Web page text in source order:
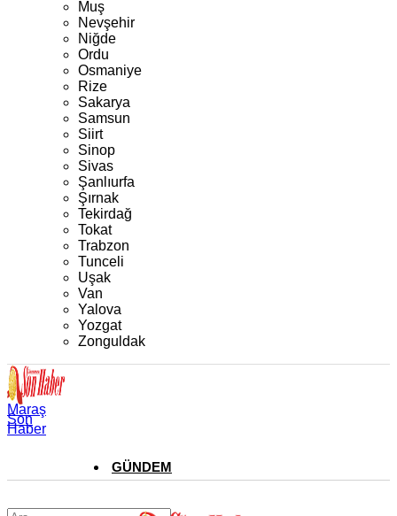
Muş
Nevşehir
Niğde
Ordu
Osmaniye
Rize
Sakarya
Samsun
Siirt
Sinop
Sivas
Şanlıurfa
Şırnak
Tekirdağ
Tokat
Trabzon
Tunceli
Uşak
Van
Yalova
Yozgat
Zonguldak
Maraş
Son
Haber
GÜNDEM